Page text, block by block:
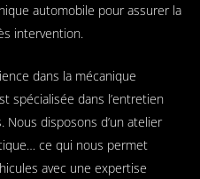
automobile pour assurer la
intervention.
dans la mécanique
spécialisée dans l’entretien
disposons d’un atelier
ce qui nous permet
avec une expertise